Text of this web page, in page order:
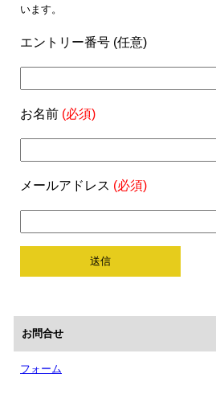
います。
エントリー番号 (任意)
お名前 (必須)
メールアドレス (必須)
お問合せ
フォーム